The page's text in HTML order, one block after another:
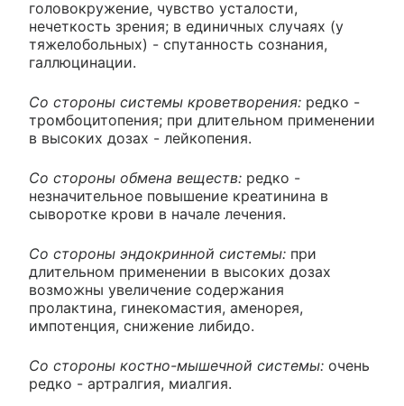
головокружение, чувство усталости,
нечеткость зрения; в единичных случаях (у
тяжелобольных) - спутанность сознания,
галлюцинации.
Со стороны системы кроветворения: редко -
тромбоцитопения; при длительном применении
в высоких дозах - лейкопения.
Со стороны обмена веществ: редко -
незначительное повышение креатинина в
сыворотке крови в начале лечения.
Со стороны эндокринной системы: при
длительном применении в высоких дозах
возможны увеличение содержания
пролактина, гинекомастия, аменорея,
импотенция, снижение либидо.
Со стороны костно-мышечной системы: очень
редко - артралгия, миалгия.